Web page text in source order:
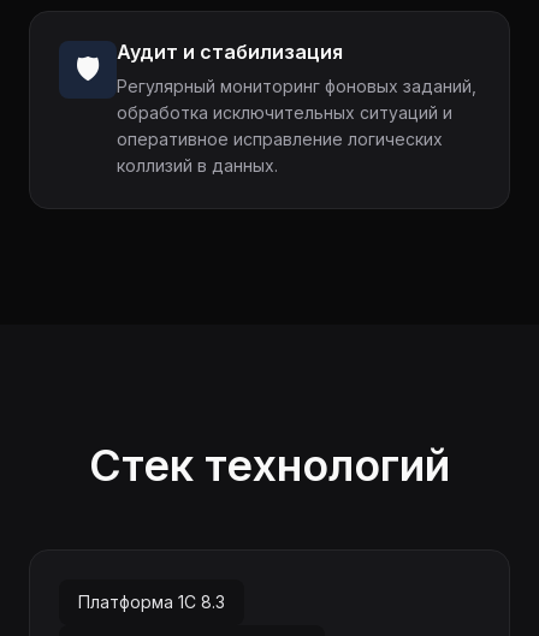
🛡️ Аудит и стабилизация
Регулярный мониторинг фоновых заданий,
обработка исключительных ситуаций и
оперативное исправление логических
коллизий в данных.
Стек технологий
Платформа 1С 8.3